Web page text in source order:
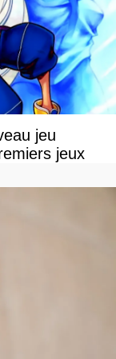
jeu
jeux